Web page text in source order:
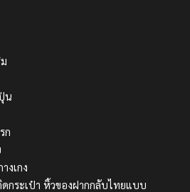
น
ก
งเกง
กระเป๋า หิ้วของฝากกลับไทยแบบ